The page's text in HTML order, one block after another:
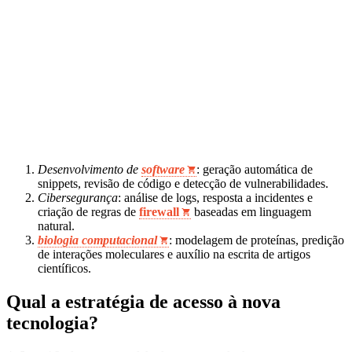
Desenvolvimento de software
: geração automática de
snippets, revisão de código e detecção de vulnerabilidades.
Cibersegurança: análise de logs, resposta a incidentes e
criação de regras de firewall
baseadas em linguagem
natural.
biologia computacional
: modelagem de proteínas, predição
de interações moleculares e auxílio na escrita de artigos
científicos.
Qual a estratégia de acesso à nova
tecnologia?